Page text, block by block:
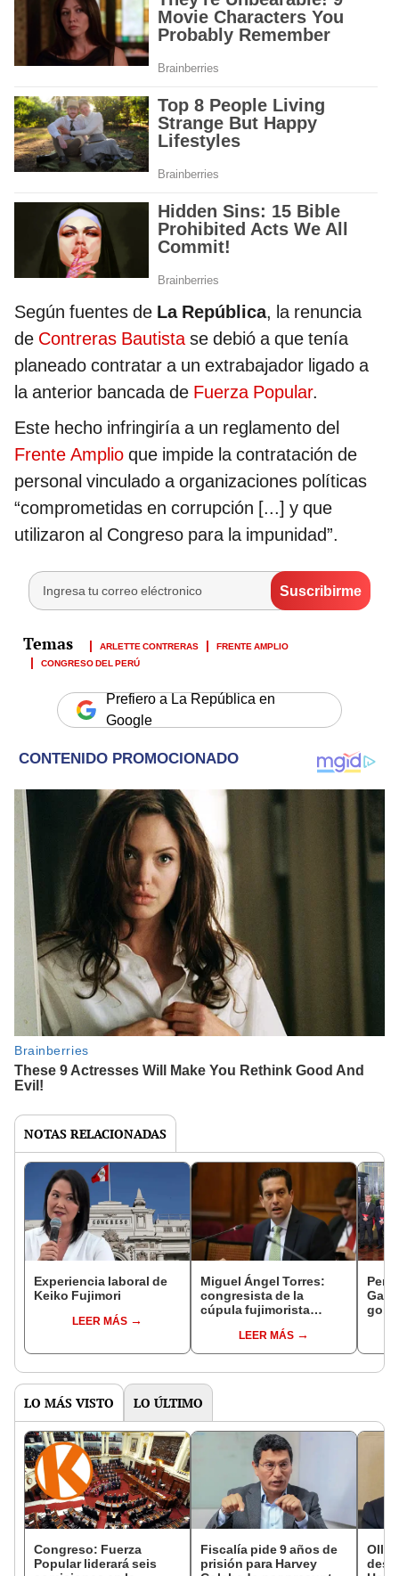
Según fuentes de La República, la renuncia
de Contreras Bautistase debió a que tenía
planeado contratar a un extrabajador ligado a
la anterior bancada de Fuerza Popular.
Este hecho infringiría a un reglamento del
Frente Amplio que impide la contratación de
personal vinculado a organizaciones políticas
“comprometidas en corrupción [...] y que
utilizaron al Congreso para la impunidad”.
ARLETTE CONTRERAS
FRENTE AMPLIO
CONGRESO DEL PERÚ
Prefiero a La República en
Google
NOTAS RELACIONADAS
Experiencia laboral de
Keiko Fujimori
LEER MÁS
Miguel Ángel Torres:
congresista de la
cúpula fujimorista
del SenadoLEER MÁS
LO MÁS VISTO LO ÚLTIMO
Congreso: Fuerza
Popular liderará seis
Fiscalía pide 9 años de
prisión para Harvey